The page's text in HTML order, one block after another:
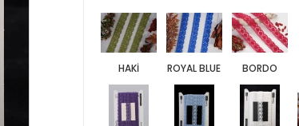
HAKİ ROYAL BLUE BORDO